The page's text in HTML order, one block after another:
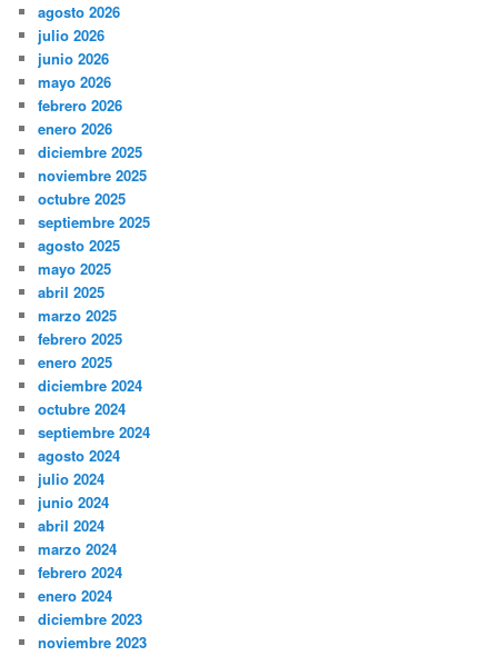
agosto 2026
julio 2026
junio 2026
mayo 2026
febrero 2026
enero 2026
diciembre 2025
noviembre 2025
octubre 2025
septiembre 2025
agosto 2025
mayo 2025
abril 2025
marzo 2025
febrero 2025
enero 2025
diciembre 2024
octubre 2024
septiembre 2024
agosto 2024
julio 2024
junio 2024
abril 2024
marzo 2024
febrero 2024
enero 2024
diciembre 2023
noviembre 2023